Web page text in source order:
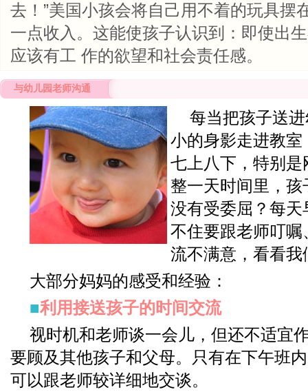
去！”美国小孩会将自己用不着的玩具摆
一点收入。这能使孩子认识到：即使出
应该有工 作的欲望和社会责任感。
与幼儿园老师沟通
每当把孩子送
小的身影走进教
七上八下，特别
整一天时间里，
没有受委屈？每
不住要跟老师叮
流不满意，看看
大部分妈妈的感受和经验：
■利用接送孩子的时间交流
视时机和老师谈一会儿，但还不适宜
要顾及其他孩子和父母。只有在下午班
可以跟老师较详细地交谈。